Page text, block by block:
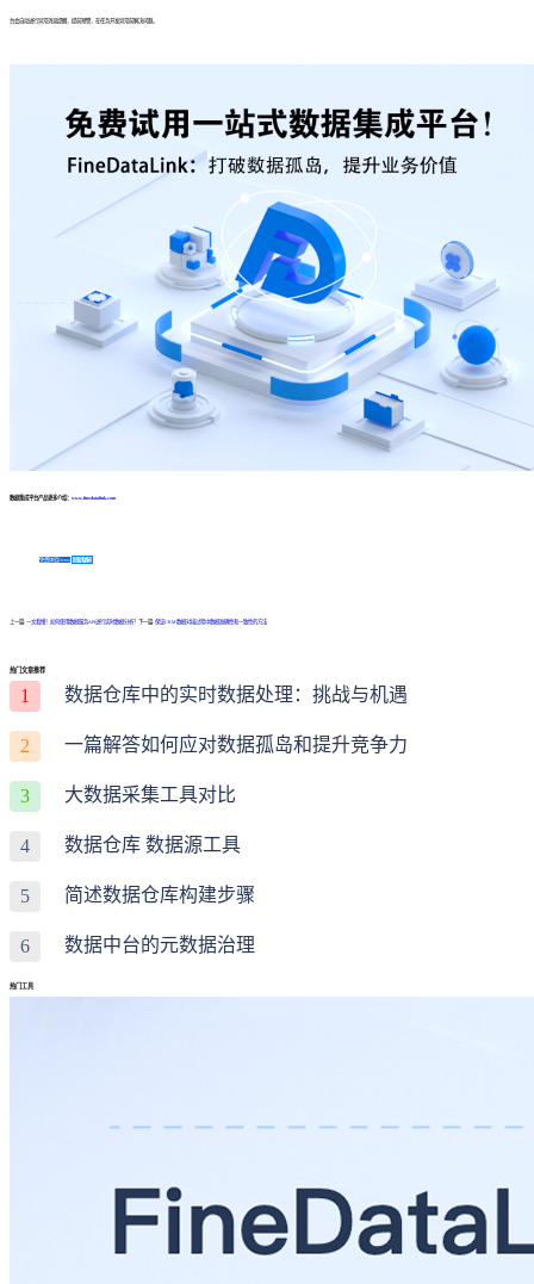
台会自动进行异常消息提醒，提前预警，在任务开发异常前解决问题。
数据集成平台产品更多介绍： www.finedatalink.com
免费体验Demo 咨询方案
上一篇: 一文看懂！如何使用数据服务API进行实时数据分析？ 下一篇: 保证CRM数据对接过程中数据准确性和一致性的方法
热门文章推荐
1 数据仓库中的实时数据处理：挑战与机遇
2 一篇解答如何应对数据孤岛和提升竞争力
3 大数据采集工具对比
4 数据仓库 数据源工具
5 简述数据仓库构建步骤
6 数据中台的元数据治理
热门工具